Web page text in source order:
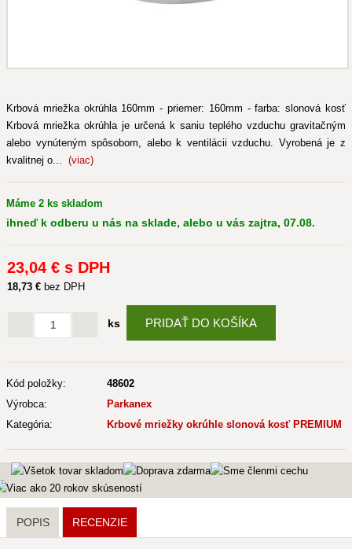
Krbová mriežka okrúhla 160mm - priemer: 160mm - farba: slonová kosť
Krbová mriežka okrúhla je určená k saniu teplého vzduchu gravitačným
alebo vynúteným spôsobom, alebo k ventilácii vzduchu. Vyrobená je z
kvalitnej o... (viac)
Máme 2 ks skladom
ihneď k odberu u nás na sklade, alebo u vás zajtra, 07.08.
23,04 € s DPH
18,73 € bez DPH
ks PRIDAŤ DO KOŠÍKA
Kód položky:
48602
Výrobca:
Parkanex
Kategória:
Krbové mriežky okrúhle slonová kosť PREMIUM
POPIS RECENZIE